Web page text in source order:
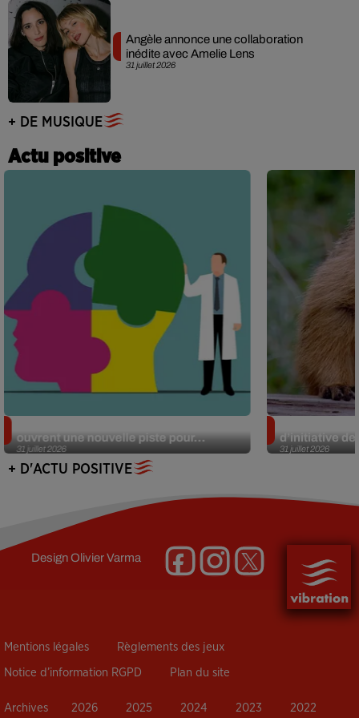
31 juillet 2026
Angèle annonce une collaboration
inédite avec Amelie Lens
+ DE MUSIQUE
Actu positive
31 juillet 2026
ouvrent une nouvelle piste pour...
31 juillet 2026
d’initiative
+ D'ACTU POSITIVE
DesignOlivier Varma
Mentions légales Règlements des jeux
Notice d’information RGPD Plan du site
Archives 2026 2025 2024 2023 2022